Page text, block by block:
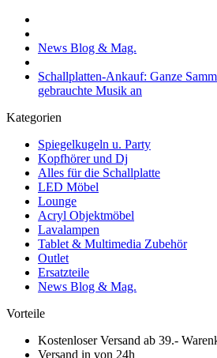
News Blog & Mag.
Schallplatten-Ankauf: Ganze
gebrauchte Musik an
Kategorien
Spiegelkugeln u. Party
Kopfhörer und Dj
Alles für die Schallplatte
LED Möbel
Lounge
Acryl Objektmöbel
Lavalampen
Tablet & Multimedia Zubehör
Outlet
Ersatzteile
News Blog & Mag.
Vorteile
Kostenloser Versand ab 39.-
Versand in von 24h